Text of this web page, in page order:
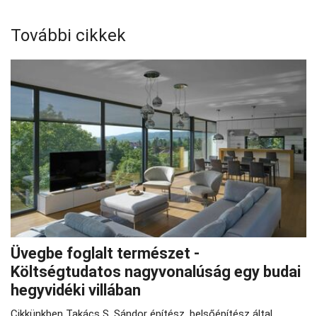
További cikkek
Üvegbe foglalt természet -
Költségtudatos nagyvonalúság egy budai
hegyvidéki villában